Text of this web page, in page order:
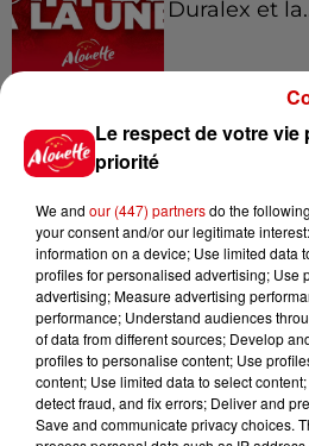
Duralex et
Jeux
Le Duel -
pour l'un
régions !
Destination
votre séjour
de la...
Le respect de votre vie
priorité
We and our (447) partnersdo the
your consent and/or our legitimate
information on a device; Use limited data
profiles for personalised advertising; Use
advertising; Measure advertising
performance; Understand audiences
of data from different sources; Develop
profiles to personalise content; Use
content; Use limited data to select
detect fraud, and fix errors; Deliver and
Save and communicate privacy choices.